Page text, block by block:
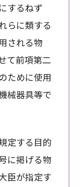
するねず
らに類する
される物
て前項第二
ために使用
械器具等で
定する目的
に掲げる物
臣が指定す